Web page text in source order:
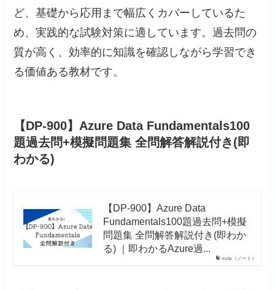
ど、基礎から応用まで幅広くカバーしているた
め、実践的な試験対策に適しています。過去問の
質が高く、効率的に知識を確認しながら学習でき
る価値ある教材です。
【DP-900】Azure Data Fundamentals100
題過去問+模擬問題集 全問解答解説付き(即
わかる)
note（ノート）
【DP-900】Azure Data
Fundamentals100題過去問+模擬
問題集 全問解答解説付き(即わか
る) ｜即わかるAzure過...